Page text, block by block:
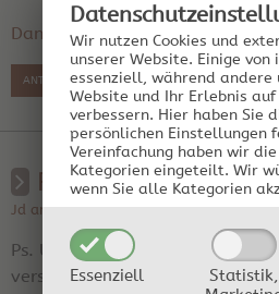
Wir nutzen Cookies und
unserer Website. Einige von
essenziell, während andere
Website und Ihr Erlebnis
verbessern. Hier haben Sie
persönlichen Einstellungen
Vereinfachung haben wir
Kategorien eingeteilt. Wir
wenn Sie alle Kategorien
Essenziell
Statistik,
Danke euch schon mal im
ANTWORT SCHREIBEN
RE: Whisky
Jd am 31.05.2026 14:19:19 | Region:
Ps. Und noch ne weitere frage
versucht hier statt rotwein fùr